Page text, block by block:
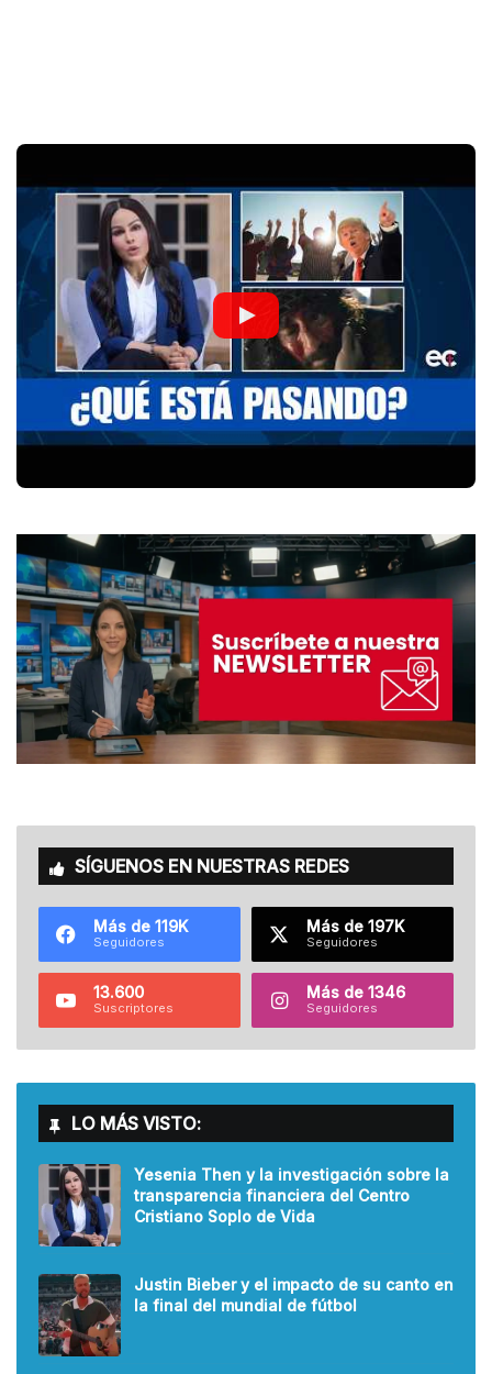
SÍGUENOS EN NUESTRAS REDES
Más de 119K
Seguidores
Más de 197K
Seguidores
13.600
Suscriptores
Más de 1346
Seguidores
LO MÁS VISTO:
Yesenia Then y la investigación sobre la
transparencia financiera del Centro
Cristiano Soplo de Vida
Justin Bieber y el impacto de su canto en
la final del mundial de fútbol